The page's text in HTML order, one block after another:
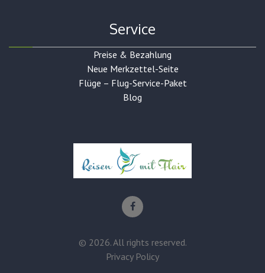
Service
Preise & Bezahlung
Neue Merkzettel-Seite
Flüge – Flug-Service-Paket
Blog
© 2026. All rights reserved.
Privacy Policy